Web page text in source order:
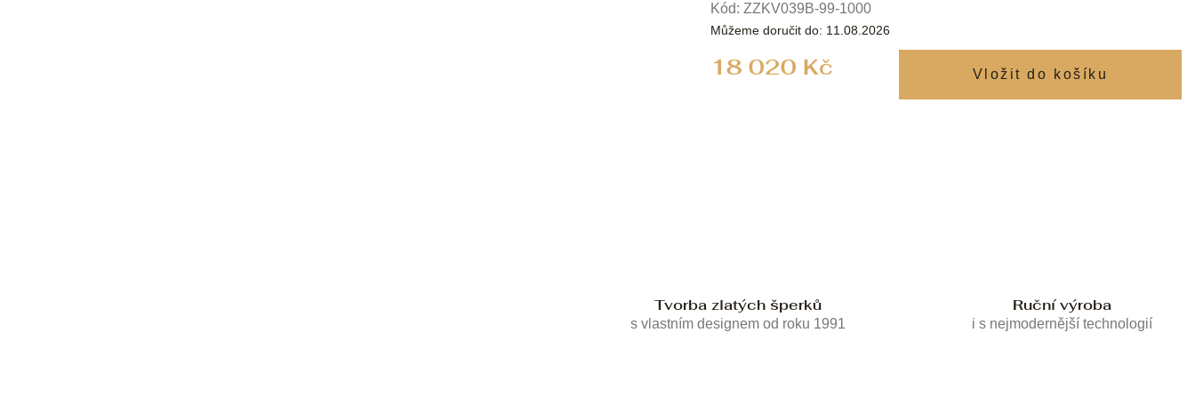
18 020 Kč
Můžeme doručit do: 11.08.2026
Kód: ZZKV039B-99-1000
Tvorba zlatých šperků
s vlastním designem od roku 1991
Ruční výroba
i s nejmodernější technologií